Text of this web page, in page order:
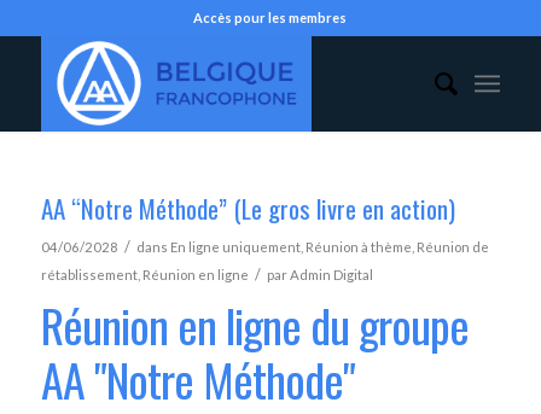
Accès pour les membres
AA “Notre Méthode” (Le gros livre en action)
04/06/2028 / dans En ligne uniquement, Réunion à thème Réunion de
rétablissement, Réunion en ligne / parAdmin Digital
Réunion en ligne du groupe
AA "Notre Méthode"